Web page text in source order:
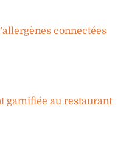
connectées
gamifiée au restaurant